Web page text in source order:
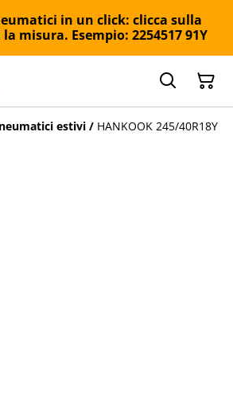
in un click: clicca sulla
misura. Esempio: 2254517 91Y
estivi / HANKOOK 245/40R18Y